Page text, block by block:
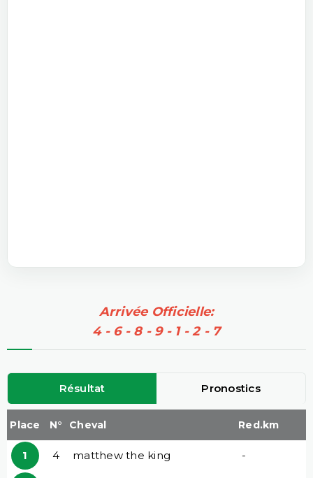
Arrivée Officielle:
4 - 6 - 8 - 9 - 1 - 2 - 7
Résultat Pronostics
Place N° Cheval Red.km
1 4 matthew the king -